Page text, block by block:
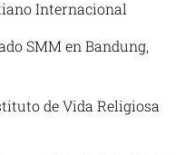
Internacional
SMM en Bandung,
de Vida Religiosa